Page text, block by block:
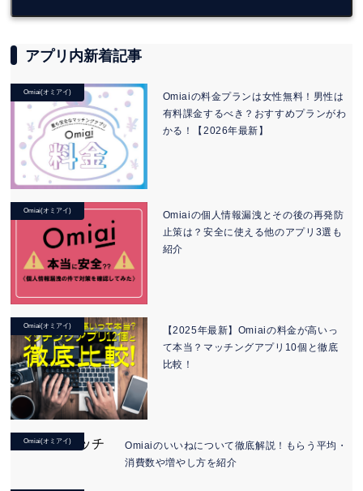
アプリ内新着記事
Omiai(オミアイ)
Omiaiの料金プランは女性無料！男性は
有料課金するべき？おすすめプランがわ
かる！【2026年最新】
Omiai(オミアイ)
Omiaiの個人情報漏洩とその後の再発防
止策は？安全に使える他のアプリ3選も
紹介
Omiai(オミアイ)
【2025年最新】Omiaiの料金が高いっ
て本当？マッチングアプリ10個と徹底
比較！
Omiai(オミアイ)
Omiaiのいいねについて徹底解説！もらう平均・
消費数や増やし方を紹介